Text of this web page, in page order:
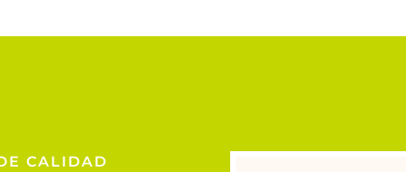
CALIDAD